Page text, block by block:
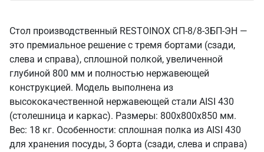
Стол производственный RESTOINOX СП-8/8-3БП-ЭН —
это премиальное решение с тремя бортами (сзади,
слева и справа), сплошной полкой, увеличенной
глубиной 800 мм и полностью нержавеющей
конструкцией. Модель выполнена из
высококачественной нержавеющей стали AISI 430
(столешница и каркас). Размеры: 800x800x850 мм.
Вес: 18 кг. Особенности: сплошная полка из AISI 430
для хранения посуды, 3 борта (сзади, слева и справа)